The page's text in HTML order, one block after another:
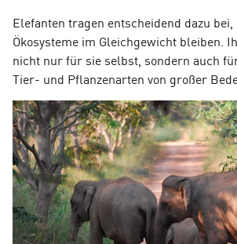
Elefanten tragen entscheidend dazu
Ökosysteme im Gleichgewicht bleiben.
nicht nur für sie selbst, sondern auch
Tier- und Pflanzenarten von großer